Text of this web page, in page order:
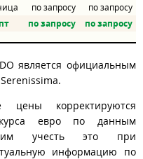
по запросу
по запросу
по запросу по запросу
является официальным
корректируются
евро по данным
учесть это при
информацию по